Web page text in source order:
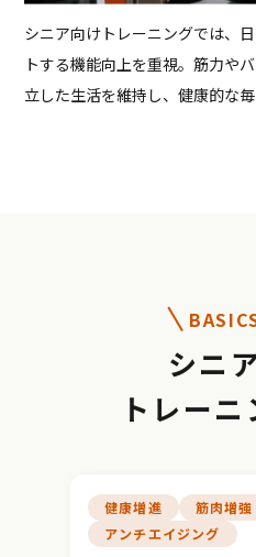
シニア向けトレーニングでは、
トする機能向上を重視。筋力や
立した生活を維持し、健康的な
シニ
トレー
健康増進 筋肉増強
アンチエイジング